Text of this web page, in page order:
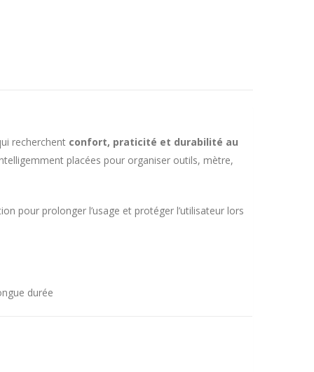
recherchent confort, praticité et durabilité au
placées pour organiser outils, mètre,
pour prolonger l’usage et protéger l’utilisateur lors
durée